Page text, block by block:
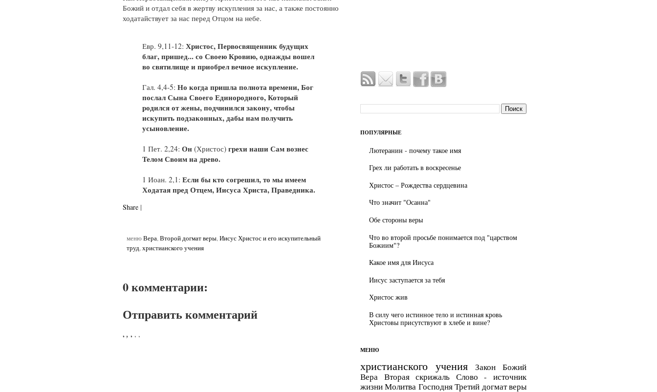
Божий и отдал себя в жертву искупления за нас, а также постоянно
ходатайствует за нас перед Отцом на небе.
Евр. 9,11-12: Христос, Первосвященник будущих
благ, пришед... со Своею Кровию, однажды вошел
во святилище и приобрел вечное искупление.
Гал. 4,4-5: Но когда пришла полнота времени, Бог
послал Сына Своего Единородного, Который
родился от жены, подчинился закону, чтобы
искупить подзаконных, дабы нам получить
усыновление.
1 Пет. 2,24: Он (Христос) грехи наши Сам вознес
Телом Своим на древо.
1 Иоан. 2,1: Если бы кто согрешил, то мы имеем
Ходатая пред Отцем, Иисуса Христа, Праведника.
Share |
меню Вера,Второй догмат веры,Иисус Христос и его искупительный
труд,христианского учения
0 комментарии:
Отправить комментарий
, , , , ,
ПОПУЛЯРНЫЕ
Лютеранин - почему такое имя
Грех ли работать в воскресенье
Христос – Рождества сердцевина
Что значит "Осанна"
Обе стороны веры
Что во второй просьбе понимается под "царством
Божиим"?
Какое имя для Иисуса
Иисус заступается за тебя
Христос жив
В силу чего истинное тело и истинная кровь
Христовы присутствуют в хлебе и вине?
МЕНЮ
христианского учения
Закон Божий
Вера Вторая скрижаль Слово - источник
жизниМолитва ГосподняТретий догмат веры